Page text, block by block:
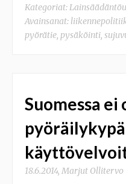
Kategoriat:
Avainsanat:
pyörätie, pysäköinti,
Suomessa ei
18.6.2014, Marjut Ollitervo